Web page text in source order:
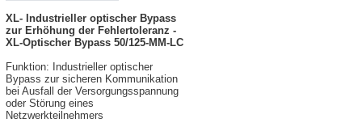
XL- Industrieller optischer Bypass
zur Erhöhung der Fehlertoleranz -
XL-Optischer Bypass 50/125-MM-LC
Funktion: Industrieller optischer
Bypass zur sicheren Kommunikation
bei Ausfall der Versorgungsspannung
oder Störung eines
Netzwerkteilnehmers